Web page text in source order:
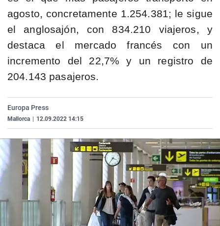
La rosa de los vientos
Gente viajera
Como el perro y el
Caso
Retornados
Equipo de
Operación Viuda
Extremadura
Galicia
La Rioja
Navarra
Virales
Televisión
Elecciones
agosto, concretamente 1.254.381; le sigue
el anglosajón, con 834.210 viajeros, y
destaca el mercado francés con un
incremento del 22,7% y un registro de
204.143 pasajeros.
Europa Press
Mallorca 12.09.2022 14:15